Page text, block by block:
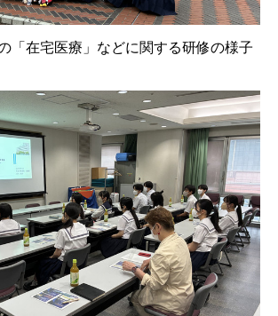
「在宅医療」などに関する研修の様子